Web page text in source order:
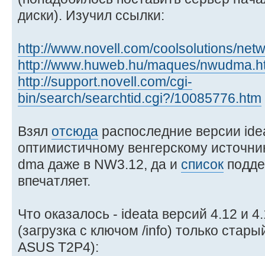
диски). Изучил ссылки:
http://www.novell.com/coolsolutions/
http://www.huweb.hu/maques/
http://support.novell.com/cgi-
bin/search/searchtid.cgi?/10085776.htm
Взял отсюда распоследние версии
оптимистичному венгерскому
dma даже в NW3.12, да и список
впечатляет.
Что оказалось - ideata версий 4.12 и
(загрузка с ключом /info) только
ASUS T2P4):